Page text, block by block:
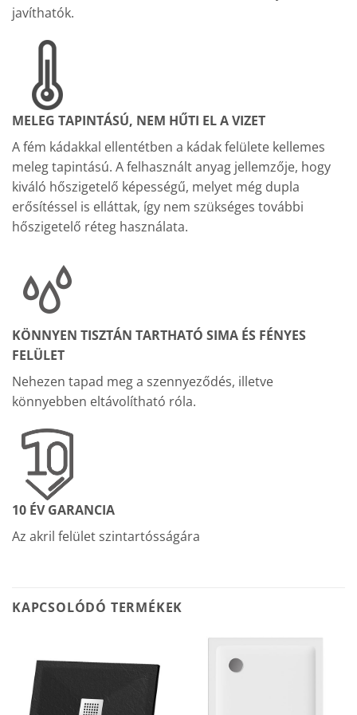
javíthatók.
MELEG TAPINTÁSÚ, NEM HŰTI EL A VIZET
A fém kádakkal ellentétben a kádak felülete kellemes
meleg tapintású. A felhasznált anyag jellemzője, hogy
kiváló hőszigetelő képességű, melyet még dupla
erősítéssel is elláttak, így nem szükséges további
hőszigetelő réteg használata.
KÖNNYEN TISZTÁN TARTHATÓ SIMA ÉS FÉNYES
FELÜLET
Nehezen tapad meg a szennyeződés, illetve
könnyebben eltávolítható róla.
10 ÉV GARANCIA
Az akril felület szintartósságára
KAPCSOLÓDÓ TERMÉKEK